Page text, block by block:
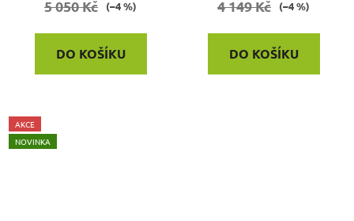
5 050 Kč (–4 %)
DO KOŠÍKU
4 149 Kč (–4 %)
DO KOŠÍKU
AKCE
NOVINKA